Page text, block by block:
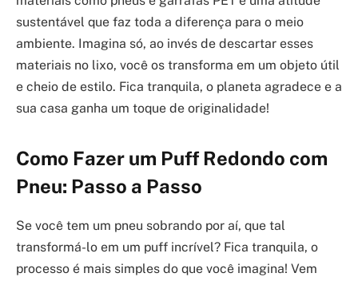
sustentável que faz toda a diferença para o meio
ambiente. Imagina só, ao invés de descartar esses
materiais no lixo, você os transforma em um objeto útil
e cheio de estilo. Fica tranquila, o planeta agradece e a
sua casa ganha um toque de originalidade!
Como Fazer um Puff Redondo com
Pneu: Passo a Passo
Se você tem um pneu sobrando por aí, que tal
transformá-lo em um puff incrível? Fica tranquila, o
processo é mais simples do que você imagina! Vem